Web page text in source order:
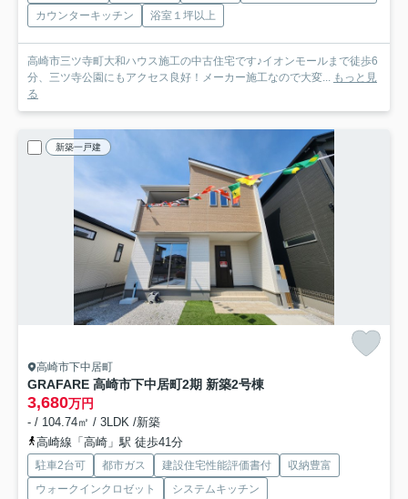
カウンターキッチン
浴室１坪以上
高崎市三ツ寺町大和ハウス施工の中古住宅です♪イオンモールまで徒歩6
分、三ツ寺公園にもアクセス良好！メーカー施工なので大変... もっと見
る
新築一戸建
高崎市下中居町
GRAFARE 高崎市下中居町2期 新築2号棟
3,680万円
- / 104.74㎡ / 3LDK /新築
高崎線「高崎」駅 徒歩41分
駐車2台可 都市ガス 建設住宅性能評価書付
収納豊富
ウォークインクロゼット
システムキッチン